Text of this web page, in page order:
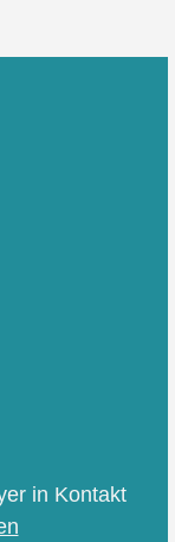
in Kontakt